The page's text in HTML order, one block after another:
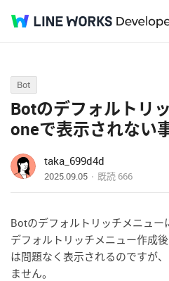
Q&A
Bot
Botのデフォルトリ
oneで表示されない
taka_699d4d
2025.09.05 既読 666
Botのデフォルトリッチメニュー
デフォルトリッチメニュー作成
は問題なく表示されるのですが
ません。